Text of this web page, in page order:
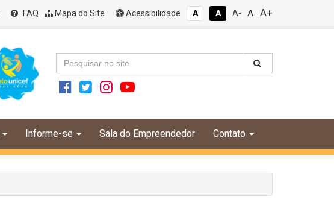
FAQ Mapa do Site Acessibilidade A A A- A A+
Informe-se Sala do Empreendedor Contato